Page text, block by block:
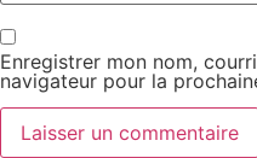
Enregistrer mon nom,
navigateur pour la